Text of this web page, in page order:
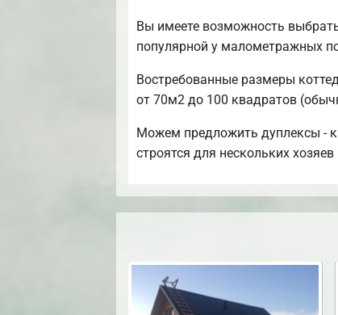
Вы имеете возможность
популярной у малометражных
Востребованные размеры
от 70м2 до 100 квадратов
Можем предложить дуплексы -
строятся для нескольких